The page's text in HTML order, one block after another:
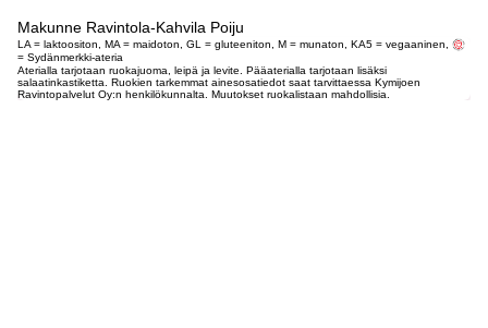
Makunne Ravintola-Kahvila Poiju
LA = laktoositon, MA = maidoton, GL = gluteeniton, M = munaton, KA5 = vegaaninen,
= Sydänmerkki-ateria
Aterialla tarjotaan ruokajuoma, leipä ja levite. Pääaterialla tarjotaan lisäksi
salaatinkastiketta. Ruokien tarkemmat ainesosatiedot saat tarvittaessa Kymijoen
Ravintopalvelut Oy:n henkilökunnalta. Muutokset ruokalistaan mahdollisia.